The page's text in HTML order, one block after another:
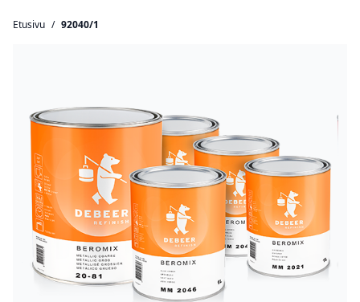
Etusivu / 92040/1